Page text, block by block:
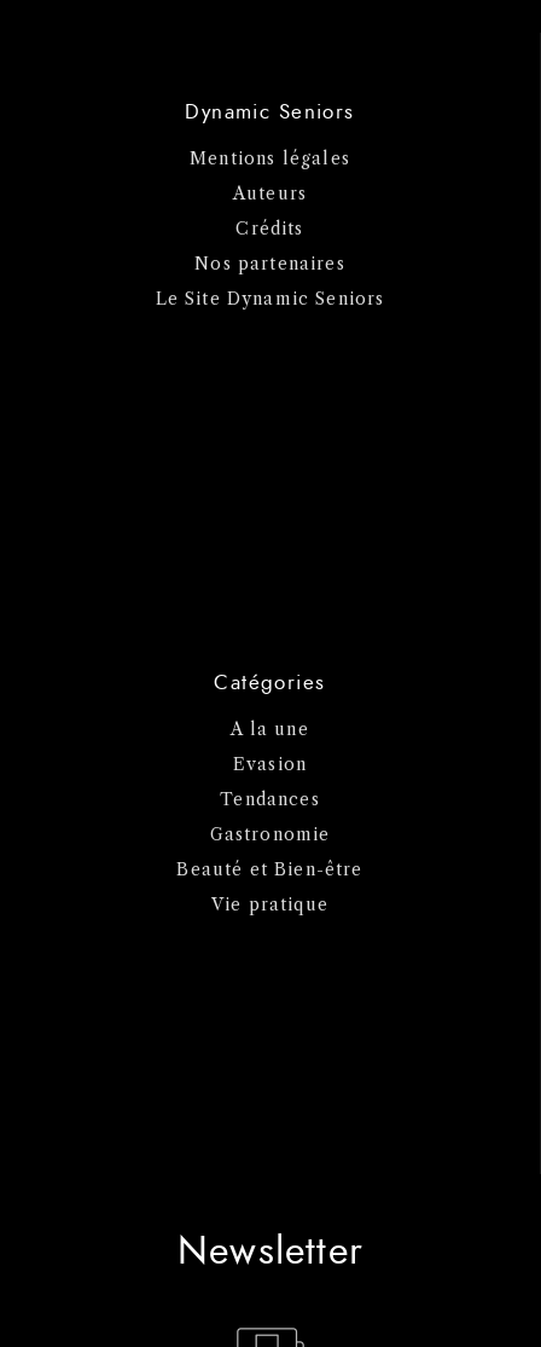
Dynamic Seniors
Mentions légales
Auteurs
Crédits
Nos partenaires
Le Site Dynamic Seniors
Catégories
A la une
Evasion
Tendances
Gastronomie
Beauté et Bien-être
Vie pratique
Newsletter